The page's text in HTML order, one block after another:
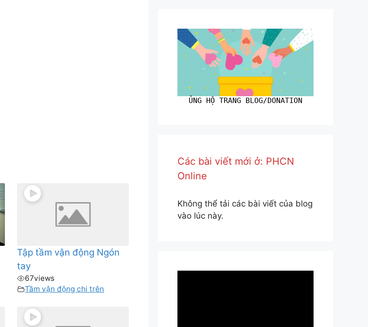
Tập tầm vận động Ngón
tay
67views
Tầm vận động chi trên
ỦNG HỘ TRANG BLOG/DONATION
Các bài viết mới ở: PHCN
Online
Không thể tải các bài viết của blog
vào lúc này.